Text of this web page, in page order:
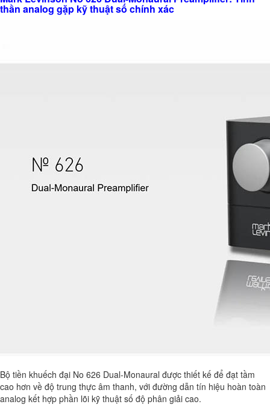
thần analog gặp kỹ thuật số chính xác
Bộ tiền khuếch đại No 626 Dual-Monaural được thiết kế để đạt tầm
cao hơn về độ trung thực âm thanh, với đường dẫn tín hiệu hoàn toàn
analog kết hợp phần lõi kỹ thuật số độ phân giải cao.